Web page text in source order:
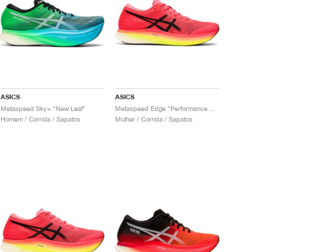
ASICS
Metaspeed Sky+ "New Leaf"
Homem / Corrida / Sapatos
ASICS
Mulher / Corrida / Sapatos